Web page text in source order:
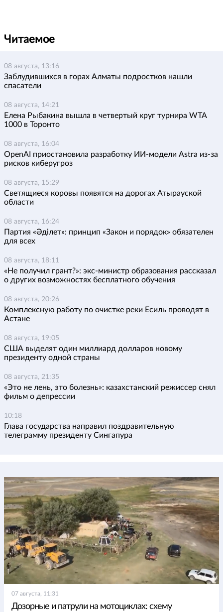
Читаемое
08 августа, 13:16
Заблудившихся в горах Алматы подростков нашли
спасатели
08 августа, 14:21
Елена Рыбакина вышла в четвертый круг турнира WTA
1000 в Торонто
08 августа, 16:04
OpenAI приостановила разработку ИИ-модели Astra из-за
рисков киберугроз
08 августа, 15:29
Светящиеся коровы появятся на дорогах Атырауской
области
08 августа, 16:24
Партия «Әділет»: принцип «Закон и порядок» обязателен
для всех
08 августа, 18:11
«Не получил грант?»: экс-министр образования рассказал
о других возможностях бесплатного обучения
08 августа, 20:26
Комплексную работу по очистке реки Есиль проводят в
Астане
08 августа, 19:05
США выделят один миллиард долларов новому
президенту одной страны
08 августа, 21:35
«Это не лень, это болезнь»: казахстанский режиссер снял
фильм о депрессии
10:18
Глава государства направил поздравительную
телеграмму президенту Сингапура
07 августа, 11:31
Дозорные и патрули на мотоциклах: схему